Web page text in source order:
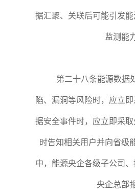
据汇聚、关联后可能引发
监测能
第二十八条能源数据
陷、漏洞等风险时，应立
据安全事件时，应立即采
时告知相关用户并向省级
中，能源央企各级子公司
央企总部